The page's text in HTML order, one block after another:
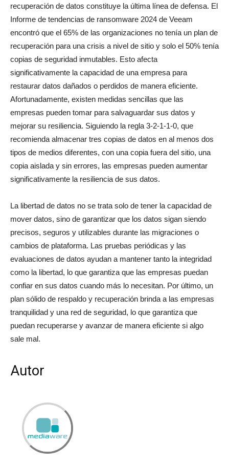
recuperación de datos constituye la última línea de defensa. El
Informe de tendencias de ransomware 2024 de Veeam
encontró que el 65% de las organizaciones no tenía un plan de
recuperación para una crisis a nivel de sitio y solo el 50% tenía
copias de seguridad inmutables. Esto afecta
significativamente la capacidad de una empresa para
restaurar datos dañados o perdidos de manera eficiente.
Afortunadamente, existen medidas sencillas que las
empresas pueden tomar para salvaguardar sus datos y
mejorar su resiliencia. Siguiendo la regla 3-2-1-1-0, que
recomienda almacenar tres copias de datos en al menos dos
tipos de medios diferentes, con una copia fuera del sitio, una
copia aislada y sin errores, las empresas pueden aumentar
significativamente la resiliencia de sus datos.
La libertad de datos no se trata solo de tener la capacidad de
mover datos, sino de garantizar que los datos sigan siendo
precisos, seguros y utilizables durante las migraciones o
cambios de plataforma. Las pruebas periódicas y las
evaluaciones de datos ayudan a mantener tanto la integridad
como la libertad, lo que garantiza que las empresas puedan
confiar en sus datos cuando más lo necesitan. Por último, un
plan sólido de respaldo y recuperación brinda a las empresas
tranquilidad y una red de seguridad, lo que garantiza que
puedan recuperarse y avanzar de manera eficiente si algo
sale mal.
Autor